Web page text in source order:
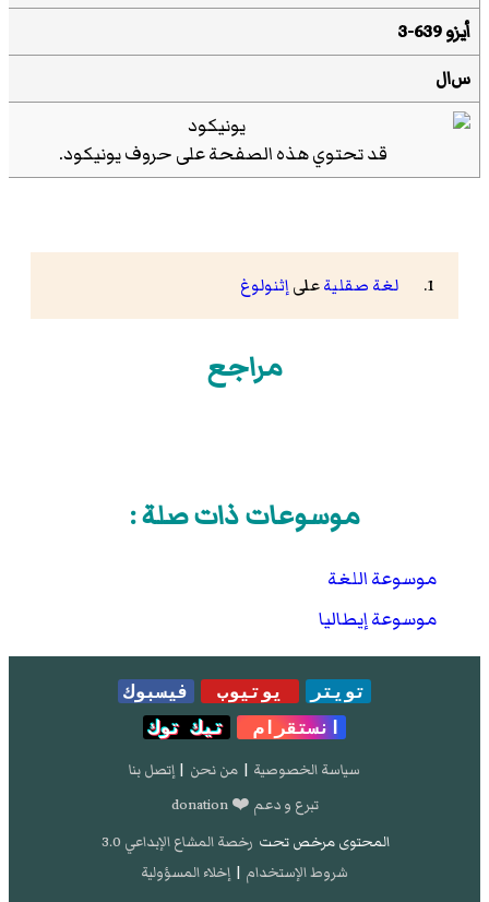
أيزو 639-3
س‌ال
قد تحتوي هذه الصفحة على حروفيونيكود.
لغة صقليةعلىإثنولوغ
مراجع
موسوعات ذات صلة :
موسوعة اللغة
موسوعة إيطاليا
تويتر يوتيوب
فيسبوك
انستقرام
تيك توك
سياسة الخصوصية | من نحن | إتصل بنا
تبرع و دعم ❤️ donation
المحتوى مرخص تحت رخصة المشاع الإبداعي 3.0
شروط الإستخدام | إخلاء المسؤولية